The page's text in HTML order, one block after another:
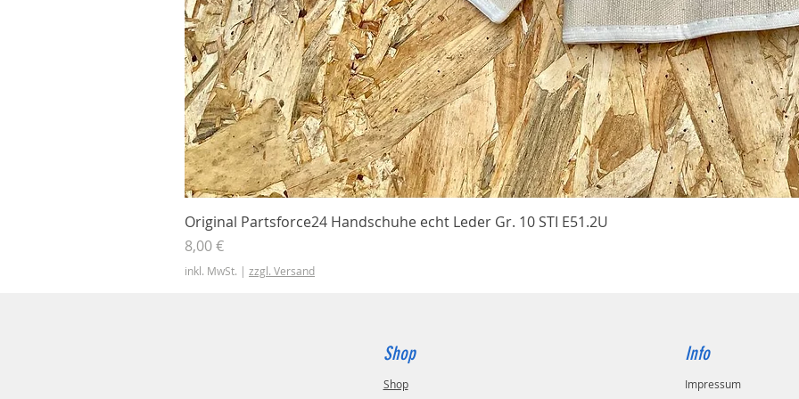
Schnellansicht
Original Partsforce24 Handschuhe echt Leder Gr. 10 STI E51.2U
Preis
8,00 €
inkl. MwSt. | zzgl. Versand
Shop
Shop
Info
Impressum